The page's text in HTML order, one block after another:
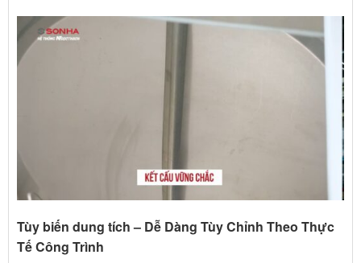
Tùy biến dung tích – Dễ Dàng Tùy Chỉnh Theo Thực
Tế Công Trình